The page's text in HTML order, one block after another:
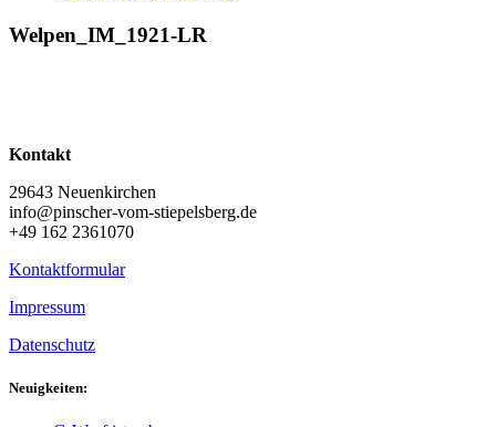
Welpen_IM_1921-LR
Kontakt
29643 Neuenkirchen
info@pinscher-vom-stiepelsberg.de
+49 162 2361070
Kontaktformular
Impressum
Datenschutz
Neuigkeiten: